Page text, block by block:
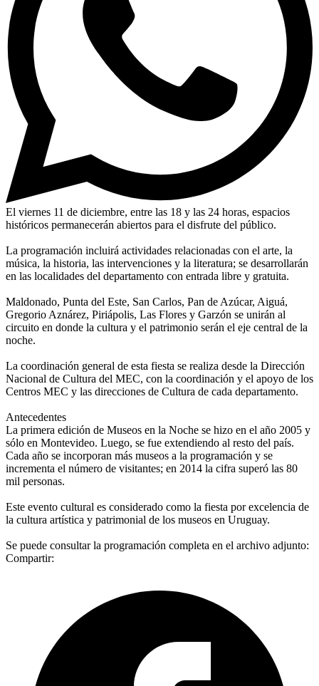
El viernes 11 de diciembre, entre las 18 y las 24 horas, espacios
históricos permanecerán abiertos para el disfrute del público.
La programación incluirá actividades relacionadas con el arte, la
música, la historia, las intervenciones y la literatura; se desarrollarán
en las localidades del departamento con entrada libre y gratuita.
Maldonado, Punta del Este, San Carlos, Pan de Azúcar, Aiguá,
Gregorio Aznárez, Piriápolis, Las Flores y Garzón se unirán al
circuito en donde la cultura y el patrimonio serán el eje central de la
noche.
La coordinación general de esta fiesta se realiza desde la Dirección
Nacional de Cultura del MEC, con la coordinación y el apoyo de los
Centros MEC y las direcciones de Cultura de cada departamento.
Antecedentes
La primera edición de Museos en la Noche se hizo en el año 2005 y
sólo en Montevideo. Luego, se fue extendiendo al resto del país.
Cada año se incorporan más museos a la programación y se
incrementa el número de visitantes; en 2014 la cifra superó las 80
mil personas.
Este evento cultural es considerado como la fiesta por excelencia de
la cultura artística y patrimonial de los museos en Uruguay.
Se puede consultar la programación completa en el archivo adjunto:
Compartir: